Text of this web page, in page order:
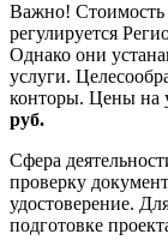
Важно! Стоимость
регулируется
Однако они
услуги.
конторы. Цены на
руб.
Сфера
проверку
удостоверение.
подготовке